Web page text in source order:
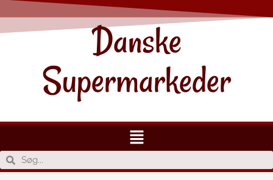
Danske
Supermarkeder